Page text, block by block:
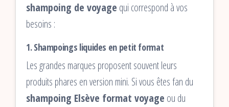
shampoing de voyage qui correspond à vos
besoins :
1.Shampoings liquides en petit format
Les grandes marques proposent souvent leurs
produits phares en version mini. Si vous êtes fan du
shampoing Elsève format voyage ou du